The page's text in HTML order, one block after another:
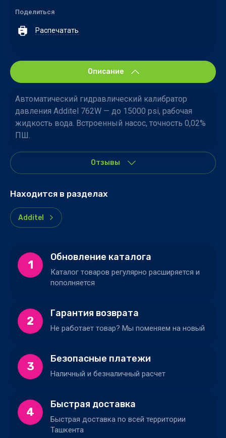
Поделиться
Распечатать
Описание
Автоматический гидравлический калибратор
давления Additel 762W — до 15000 psi, рабочая
жидкость вода. Встроенный насос, точность 0,02%
ПШ.
Отзывы
Находится в разделах
Additel
1
Обновление каталога
Каталог товаров регулярно расширяется и
пополняется
2
Гарантия возврата
Не работает товар? Мы поменяем на новый
3
Безопасные платежи
Наличный и безналичный расчет
4
Быстрая доставка
Быстрая доставка по всей территории
Ташкента